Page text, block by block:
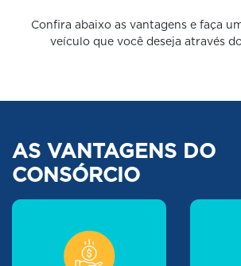
Confira abaixo as vantagens e faça
veículo que você deseja através
AS VANTAGENS DO
CONSÓRCIO